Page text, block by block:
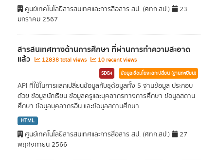
ศูนย์เทคโนโลยีสารสนเทศและการสื่อสาร สป. (ศทก.สป.)
23
มกราคม 2567
สารสนเทศทางด้านการศึกษา ที่ผ่านการทำความสะอาด
แล้ว 12838 total views 10 recent views
SDG4 ข้อมูลเชื่อมโยงแลกเปลี่ยน (ฐานทะเบียน)
API ที่ใช้ในการแลกเปลี่ยนข้อมูลกับชุด้อมูลทั้ง 5 ฐานข้อมูล ประกอบ
ด้วย ข้อมูลนักเรียน ข้อมูลครูและบุคลากรทางการศึกษา ข้อมูลสถาน
ศึกษา ข้อมูลบุคลากรอื่น และข้อมูลสถานศึกษา...
HTML
ศูนย์เทคโนโลยีสารสนเทศและการสื่อสาร สป. (ศทก.สป.)
27
พฤศจิกายน 2566